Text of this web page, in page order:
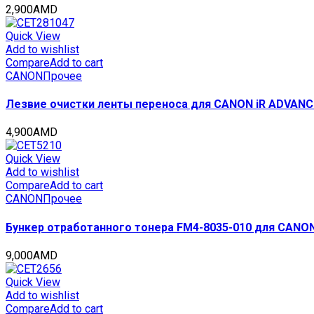
2,900AMD
Quick View
Add to wishlist
CompareAdd to cart
CANONПрочее
Лезвие очистки ленты переноса для CANON iR
4,900AMD
Quick View
Add to wishlist
CompareAdd to cart
CANON Прочее
Бункер отработанного тонера FM4-8035-010 для
9,000AMD
Quick View
Add to wishlist
CompareAdd to cart